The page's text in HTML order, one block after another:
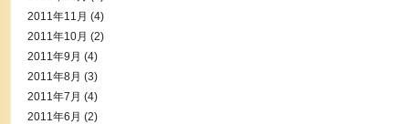
2011年11月 (4)
2011年10月 (2)
2011年9月 (4)
2011年8月 (3)
2011年7月 (4)
2011年6月 (2)